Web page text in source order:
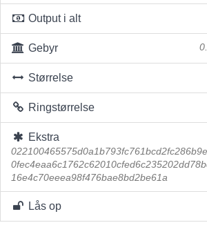
Output i alt
Gebyr
Størrelse
Ringstørrelse
Ekstra
16e4c70eeea98f476bae8bd2be61a
Lås op